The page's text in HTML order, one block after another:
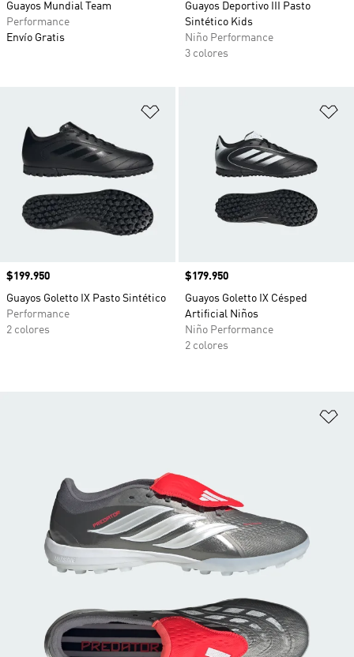
Guayos Mundial Team
Performance
Envío Gratis
Guayos Deportivo III Pasto
Sintético Kids
Niño Performance
3 colores
Precio
$199.950
Guayos Goletto IX Pasto Sintético
Performance
2 colores
Precio
$179.950
Guayos Goletto IX Césped
Artificial Niños
Niño Performance
2 colores